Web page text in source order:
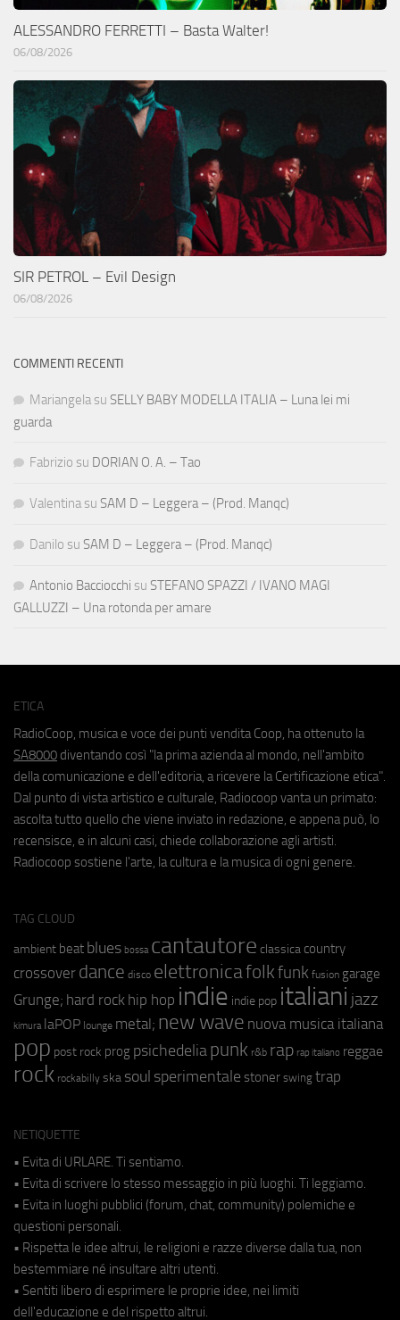
ALESSANDRO FERRETTI – Basta Walter!
06/08/2026
SIR PETROL – Evil Design
06/08/2026
COMMENTI RECENTI
Mariangela su SELLY BABY MODELLA ITALIA – Luna lei mi
guarda
Fabrizio su DORIAN O. A. – Tao
Valentina su SAM D – Leggera – (Prod. Manqc)
Danilo su SAM D – Leggera – (Prod. Manqc)
Antonio Bacciocchi su STEFANO SPAZZI / IVANO MAGI
GALLUZZI – Una rotonda per amare
ETICA
RadioCoop, musica e voce dei punti vendita Coop, ha ottenuto la
SA8000 diventando così "la prima azienda al mondo, nell'ambito
della comunicazione e dell'editoria, a ricevere la Certificazione etica".
Dal punto di vista artistico e culturale, Radiocoop vanta un primato:
ascolta tutto quello che viene inviato in redazione, e appena può, lo
recensisce, e in alcuni casi, chiede collaborazione agli artisti.
Radiocoop sostiene l'arte, la cultura e la musica di ogni genere.
TAG CLOUD
ambient beat blues bossa cantautore classica country
crossover dance disco elettronicafolkfunk fusion garage
Grunge; hard rock hip hop indie indie pop italiani jazz
kimura laPOP lounge metal; new wave nuova musica italiana
pop post rock prog psichedeliapunk r&b rap rap italiano reggae
rock rockabilly ska soul sperimentale stoner swing trap
NETIQUETTE
• Evita di URLARE. Ti sentiamo.
• Evita di scrivere lo stesso messaggio in più luoghi. Ti leggiamo.
• Evita in luoghi pubblici (forum, chat, community) polemiche e
questioni personali.
• Rispetta le idee altrui, le religioni e razze diverse dalla tua, non
bestemmiare né insultare altri utenti.
• Sentiti libero di esprimere le proprie idee, nei limiti
dell'educazione e del rispetto altrui.